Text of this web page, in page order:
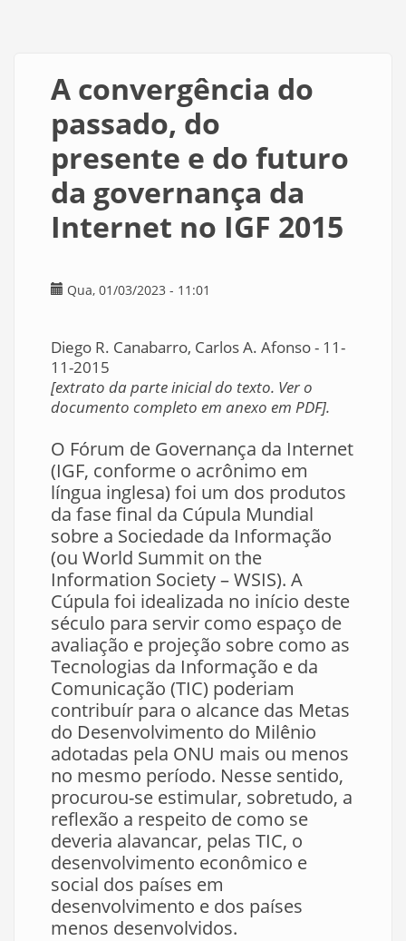
A convergência do
passado, do
presente e do futuro
da governança da
Internet no IGF 2015
Qua, 01/03/2023 - 11:01
Diego R. Canabarro, Carlos A. Afonso - 11-
11-2015
[extrato da parte inicial do texto. Ver o
documento completo em anexo em PDF].
O Fórum de Governança da Internet
(IGF, conforme o acrônimo em
língua inglesa) foi um dos produtos
da fase final da Cúpula Mundial
sobre a Sociedade da Informação
(ou World Summit on the
Information Society – WSIS). A
Cúpula foi idealizada no início deste
século para servir como espaço de
avaliação e projeção sobre como as
Tecnologias da Informação e da
Comunicação (TIC) poderiam
contribuír para o alcance das Metas
do Desenvolvimento do Milênio
adotadas pela ONU mais ou menos
no mesmo período. Nesse sentido,
procurou-se estimular, sobretudo, a
reflexão a respeito de como se
deveria alavancar, pelas TIC, o
desenvolvimento econômico e
social dos países em
desenvolvimento e dos países
menos desenvolvidos.